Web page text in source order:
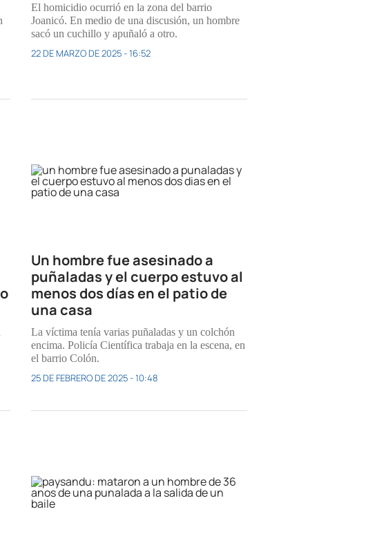
El homicidio ocurrió en la zona del barrio
Joanicó. En medio de una discusión, un hombre
sacó un cuchillo y apuñaló a otro.
22 DE MARZO DE 2025 - 16:52
Un hombre fue asesinado a
puñaladas y el cuerpo estuvo al
menos dos días en el patio de
una casa
La víctima tenía varias puñaladas y un colchón
encima. Policía Científica trabaja en la escena, en
el barrio Colón.
25 DE FEBRERO DE 2025 - 10:48